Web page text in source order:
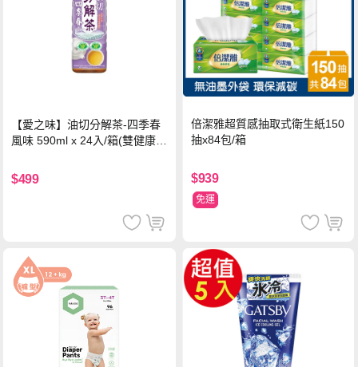
【愛之味】油切分解茶-四季春
風味 590ml x 24入/箱(雙健康認
$499
倍潔雅超質感抽取式衛生紙150
抽x84包/箱
$939
免運